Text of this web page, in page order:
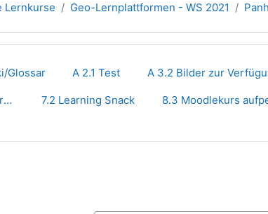
Lernkurse Geo-Lernplattformen - WS 2021
Glossar A 2.1 Test A 3.2 Bilder zur
A 3.1 Unterrichtsbeispiel zur Bildarbeit 7.2 Learning Snack 8.3 Moodlekurs
URL